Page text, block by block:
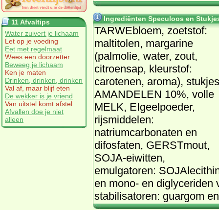
11 Afvaltips
Water zuivert je lichaam
Let op je voeding
Eet met regelmaat
Wees een doorzetter
Beweeg je lichaam
Ken je maten
Drinken, drinken, drinken
Val af, maar blijf eten
De wekker is je vriend
Van uitstel komt afstel
Afvallen doe je niet
alleen
Ingrediënten Speculoos en
TARWEbloem, zoetstof:
maltitolen, margarine
(palmolie, water, zout,
citroensap, kleurstof:
carotenen, aroma), stukjes
AMANDELEN 10%, volle
MELK, EIgeelpoeder,
rijsmiddelen:
natriumcarbonaten en
difosfaten, GERSTmout,
SOJA-eiwitten,
emulgatoren:
en mono- en diglyceriden
stabilisatoren: guargom